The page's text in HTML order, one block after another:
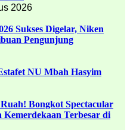
2026
Sukses Digelar, Niken
Pengunjung
NU Mbah Hasyim
Bongkot Spectacular
Kemerdekaan Terbesar di